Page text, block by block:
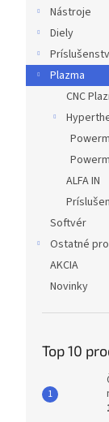
Nástroje
Diely
Plazma
CNC
ALFA IN
Softvér
Ostatné
AKCIA
Novinky
Top 10